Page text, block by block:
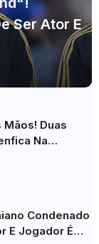
Ser Ator E
Duas
Na
Condenado
E Jogador É